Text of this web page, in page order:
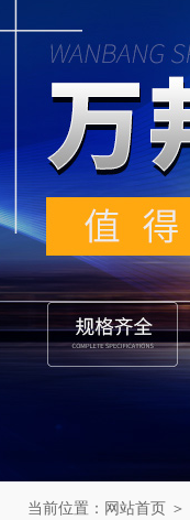
当前位置： 网站首页 ＞